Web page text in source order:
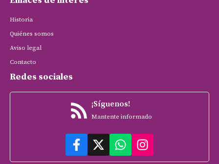
Historia
Quiénes somos
Aviso legal
Contacto
Redes sociales
¡Síguenos!
Mantente informado